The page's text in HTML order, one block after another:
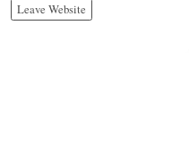
Leave Website